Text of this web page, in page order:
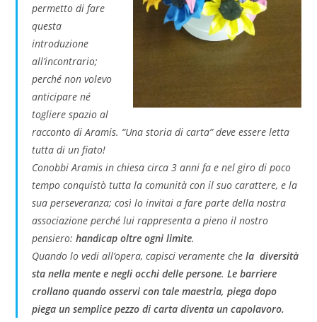
permetto di fare
questa
introduzione
all’incontrario;
perché non volevo
anticipare né
togliere spazioal
racconto di Aramis. “Una storia di carta” deve essere letta
tutta di un fiato!
Conobbi Aramis in chiesa circa 3 anni fa e nel giro di poco
tempo conquistò tutta la comunità con il suo carattere, e la
sua perseveranza; così lo invitai a fare parte della nostra
associazione perché lui rappresenta a pieno il nostro
pensiero:handicap oltre ogni limite.
Quando lo vedi all’opera, capisci veramente chela diversità
sta nella mente e negli occhi delle persone.Le barriere
crollano quando osservi con tale maestria, piega dopo
piegaun semplice pezzo di carta diventa un capolavoro.